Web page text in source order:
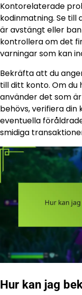
Kontorelaterade
kodinmatning. Se
är avstängt eller
kontrollera om det
varningar som kan
Bekräfta att du
till ditt konto. Om du
använder det som
behövs, verifiera
eventuella
smidiga
Hur kan jag